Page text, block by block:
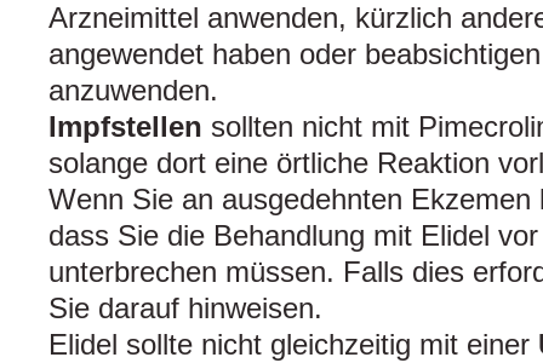
Arzneimittel anwenden, kürzlich
angewendet haben oder
anzuwenden.
Impfstellen sollten nicht mit
solange dort eine örtliche Reaktion
Wenn Sie an ausgedehnten
dass Sie die Behandlung mit Elidel
unterbrechen müssen. Falls dies
Sie darauf hinweisen.
Elidel sollte nicht gleichzeitig mit einer